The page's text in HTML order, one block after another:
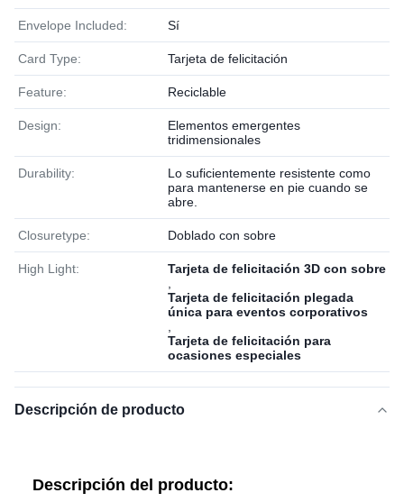
Envelope Included: Sí
Card Type: Tarjeta de felicitación
Feature: Reciclable
Design:
Elementos emergentes
tridimensionales
Durability:
Lo suficientemente resistente como
para mantenerse en pie cuando se
abre.
Closuretype: Doblado con sobre
High Light:
Tarjeta de felicitación 3D con sobre
Tarjeta de felicitación plegada
única para eventos corporativos
Tarjeta de felicitación para
ocasiones especiales
Descripción de producto
Descripción del producto: